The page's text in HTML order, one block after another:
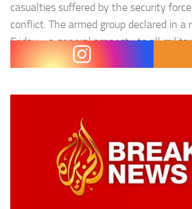
casualties suffered by the security
conflict. The armed group declared in
Friday « a general amnesty to all
army, national police, Arbakis…